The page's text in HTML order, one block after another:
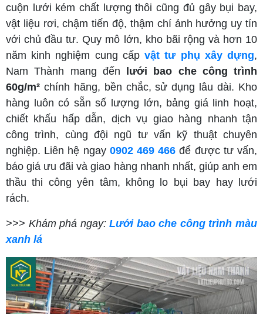
cuộn lưới kém chất lượng thôi cũng đủ gây bụi bay,
vật liệu rơi, chậm tiến độ, thậm chí ảnh hưởng uy tín
với chủ đầu tư. Quy mô lớn, kho bãi rộng và hơn 10
năm kinh nghiệm cung cấpvật tư phụ xây dựng,
Nam Thành mang đến
lưới bao che công trình
60g/m² chính hãng, bền chắc, sử dụng lâu dài. Kho
hàng luôn có sẵn số lượng lớn, bảng giá linh hoạt,
chiết khấu hấp dẫn, dịch vụ giao hàng nhanh tận
công trình, cùng đội ngũ tư vấn kỹ thuật chuyên
nghiệp. Liên hệ ngay 0902 469 466 để được tư vấn,
báo giá ưu đãi và giao hàng nhanh nhất, giúp anh em
thầu thi công yên tâm, không lo bụi bay hay lưới
rách.
>>> Khám phá ngay:Lưới bao che công trình màu
xanh lá